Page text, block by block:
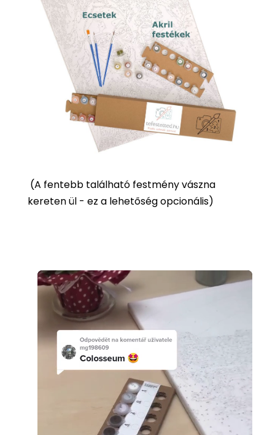
(A fentebb található festmény vászna
kereten ül - ez a lehetőség opcionális)